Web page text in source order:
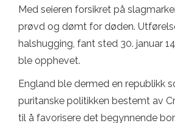
Med seieren forsikret på
prøvd og dømt for døden.
halshugging, fant sted 30. januar
ble opphevet.
England ble dermed en republikk
puritanske politikken bestemt av
til å favorisere det begynnende